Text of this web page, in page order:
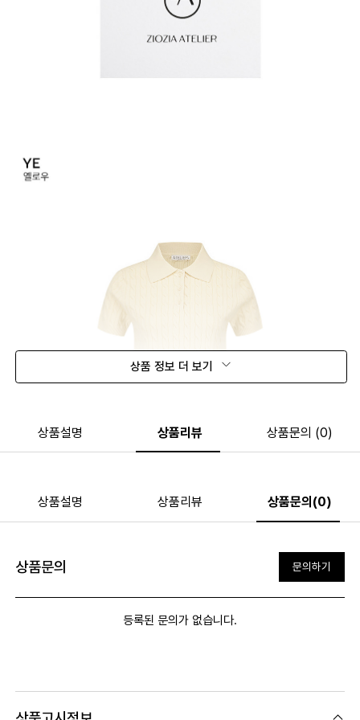
상품 정보 더 보기
상품설명 상품리뷰 상품문의 (0)
상품설명 상품리뷰 상품문의(0)
상품문의 문의하기
등록된 문의가 없습니다.